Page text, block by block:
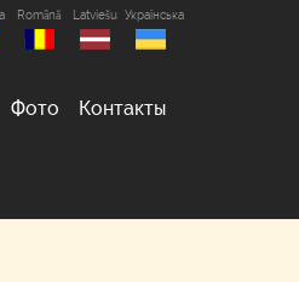
Română Latviešu Українська
Фото Контакты